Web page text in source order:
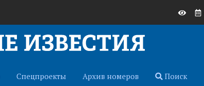
Спецпроекты Архив номеров Поиск